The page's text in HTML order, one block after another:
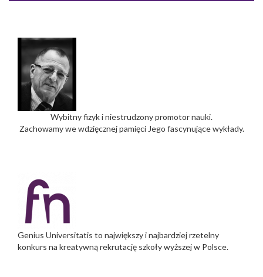
Wybitny fizyk i niestrudzony promotor nauki.
Zachowamy we wdzięcznej pamięci Jego fascynujące wykłady.
Genius Universitatis to największy i najbardziej rzetelny
konkurs na kreatywną rekrutację szkoły wyższej w Polsce.